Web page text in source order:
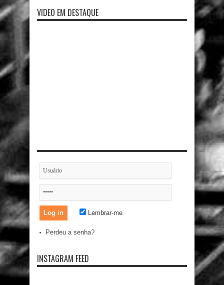
VIDEO EM DESTAQUE
Lembrar-me
Perdeu a senha?
INSTAGRAM FEED